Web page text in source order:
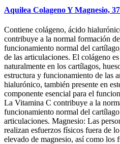
Aquilea Colageno Y Magnesio,
Contiene colágeno, ácido
contribuye a la normal formación
funcionamiento normal del
de las articulaciones. El colágeno
naturalmente en los cartílagos,
estructura y funcionamiento de las
hialurónico, también presente en
componente esencial para el
La Vitamina C contribuye a la
funcionamiento normal del
articulaciones. Magnesio: Las
realizan esfuerzos físicos fuera de
elevado de magnesio, así como los